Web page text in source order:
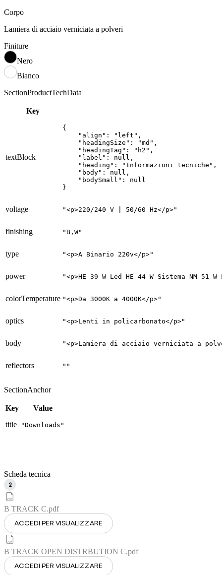
Corpo
Lamiera di acciaio verniciata a polveri
Finiture
Nero
Bianco
SectionProductTechData
Key
textBlock
{
    "align": "left",
    "headingSize": "md",
    "headingTag": "h2",
    "label": null,
    "heading": "Informazioni tecniche",
    "body": null,
    "bodySmall": null
}
voltage "<p>220/240 V | 50/60 Hz</p>"
finishing "B,W"
type "<p>A Binario 220v</p>"
power "<p>HE 39 W Led HE 44 W Sistema NM 51
colorTemperature "<p>Da 3000K a 4000K</p>"
optics "<p>Lenti in policarbonato</p>"
body "<p>Lamiera di acciaio verniciata a
reflectors ""
SectionAnchor
Key
Value
title
"Downloads"
Scheda tecnica
2
B TRACK C.pdf
ACCEDI PER VISUALIZZARE
B TRACK OPEN DISTRBUTION C.pdf
ACCEDI PER VISUALIZZARE